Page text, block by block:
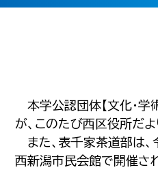
本学公認団体【文化・学
が、このたび西区役所だよ
また、表千家茶道部は、
西新潟市民会館で開催さ